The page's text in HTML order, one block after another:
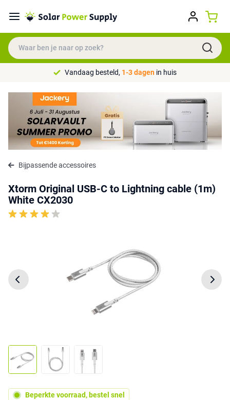
Vandaag besteld, 1-3 dagen in huis
Bijpassende accessoires
Xtorm Original USB-C to Lightning cable (1m)
White CX2030
Beperkte voorraad, bestel snel